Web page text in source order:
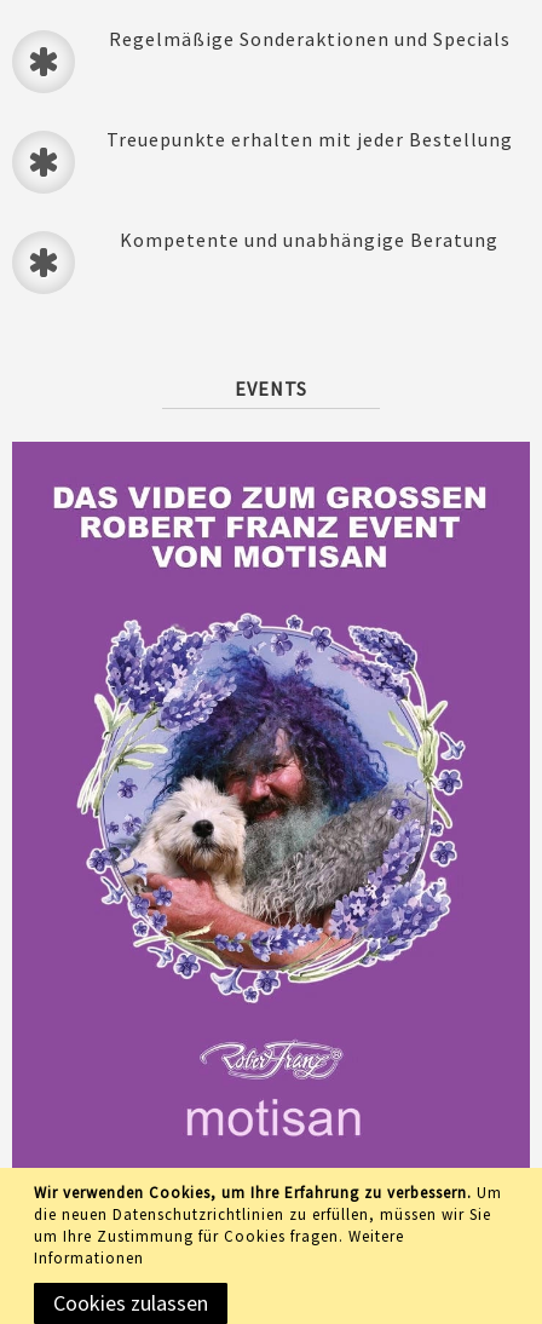
Wir verwenden Cookies, um Ihre Erfahrung zu verbessern. Um
die neuen Datenschutzrichtlinien zu erfüllen, müssen wir Sie
um Ihre Zustimmung für Cookies fragen. Weitere
Informationen
Cookies zulassen
Regelmäßige Sonderaktionen und Specials
Treuepunkte erhalten mit jeder Bestellung
Kompetente und unabhängige Beratung
EVENTS